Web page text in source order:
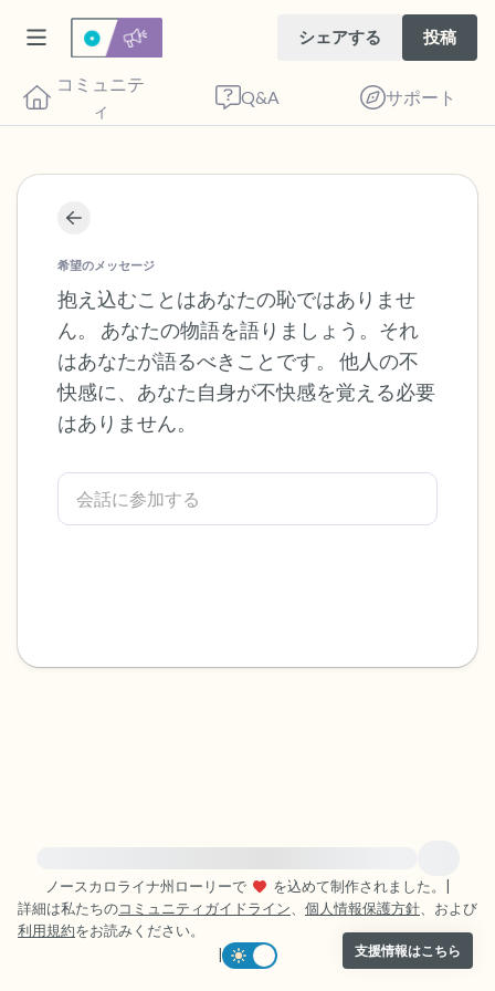
シェアする 投稿
コミュニテ
ィ
Q&A サポート
希望のメッセージ
抱え込むことはあなたの恥ではありませ
ん。 あなたの物語を語りましょう。それ
はあなたが語るべきことです。 他人の不
快感に、あなた自身が不快感を覚える必要
はありません。
ノースカロライナ州ローリーで
を込めて制作されました。
詳細は私たちのコミュニティガイドライン、 個人情報保護方針、および
利用規約をお読みください。
支援情報はこちら
座り心地の良い場所を見つけてください。
目を軽く閉じて、深呼吸を数回します。鼻
から息を吸い（3つ数え）、口から息を吐
きます（3つ数え）。さあ、目を開けて周
りを見回してください。以下のことを声に
出して言ってみてください。
ことができます）